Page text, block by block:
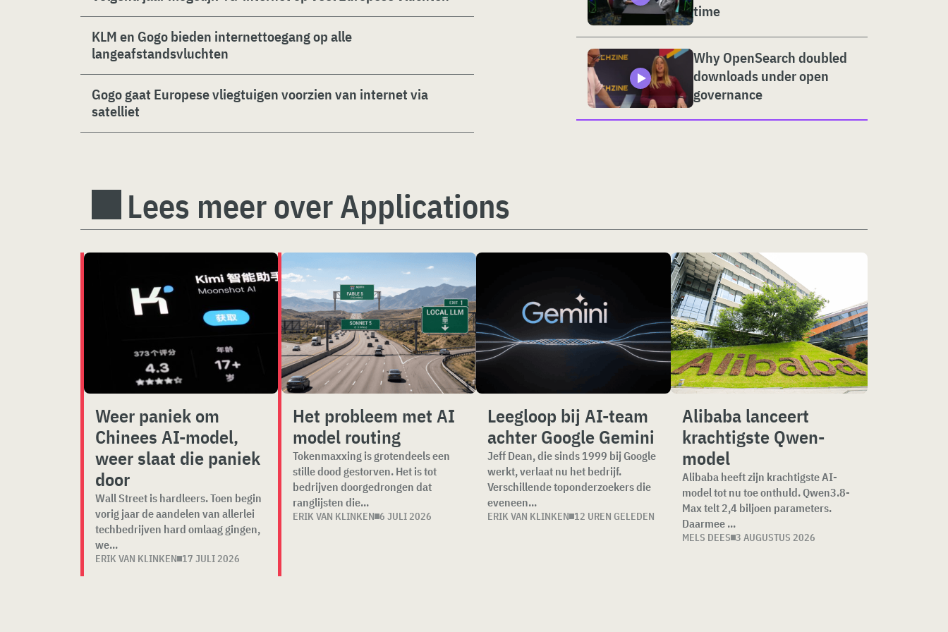
KLM en Gogo bieden internettoegang op alle
langeafstandsvluchten
Gogo gaat Europese vliegtuigen voorzien van internet via
satelliet
time
Why OpenSearch doubled
downloads under open
governance
Lees meer over Applications
Weer paniek om
Chinees AI-model,
weer slaat die paniek
door
Wall Street is hardleers. Toen begin
vorig jaar de aandelen van allerlei
techbedrijven hard omlaag gingen,
we...
ERIK VAN KLINKEN 17 JULI 2026
Het probleem met AI
model routing
Tokenmaxxing is grotendeels een
stille dood gestorven. Het is tot
bedrijven doorgedrongen dat
ranglijsten die...
ERIK VAN KLINKEN 6 JULI 2026
Leegloop bij AI-team
achter Google Gemini
Jeff Dean, die sinds 1999 bij Google
werkt, verlaat nu het bedrijf.
Verschillende toponderzoekers die
eveneen...
ERIK VAN KLINKEN 12 UREN GELEDEN
Alibaba lanceert
krachtigste Qwen-
model
Alibaba heeft zijn krachtigste AI-
model tot nu toe onthuld. Qwen3.8-
Max telt 2,4 biljoen parameters.
Daarmee ...
MELS DEES 3 AUGUSTUS 2026